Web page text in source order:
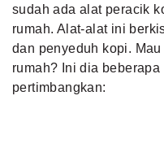
sudah ada alat peracik
rumah. Alat-alat ini
dan penyeduh kopi.
rumah? Ini dia
pertimbangkan: